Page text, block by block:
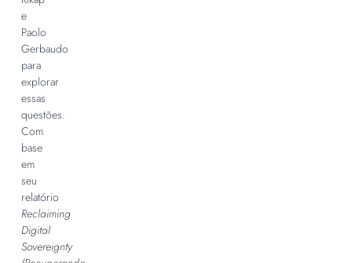
e
Paolo
Gerbaudo
para
explorar
essas
questões.
Com
base
em
seu
relatório
Reclaiming
Digital
Sovereignty